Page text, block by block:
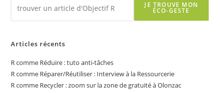
JE TROUVE MON
ÉCO-GESTE
Articles récents
R comme Réduire : tuto anti-tâches
R comme Réparer/Réutiliser : Interview à la Ressourcerie
R comme Recycler : zoom sur la zone de gratuité à Olonzac